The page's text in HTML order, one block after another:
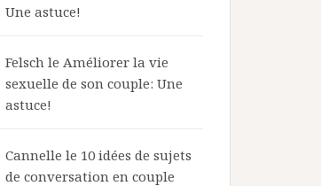
Une astuce!
Felsch le Améliorer la vie
sexuelle de son couple: Une
astuce!
Cannelle le 10 idées de sujets
de conversation en couple